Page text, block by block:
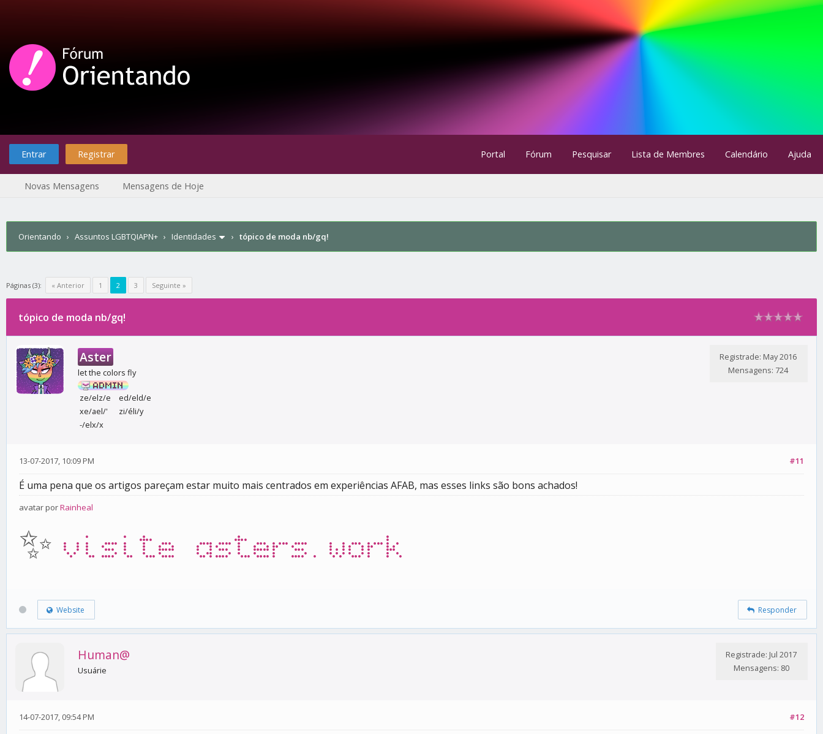
Entrar Registrar Portal Fórum Pesquisar Lista de Membres Calendário Ajuda
Novas Mensagens Mensagens de Hoje
Orientando › Assuntos LGBTQIAPN+ › Identidades › tópico de moda nb/gq!
Páginas (3): « Anterior 1 2 3 Seguinte »
tópico de moda nb/gq!
Aster
let the colors fly
ze/elz/e
ed/eld/e
xe/ael/'
zi/éli/y
-/elx/x
Registrade: May 2016
Mensagens: 724
#11
13-07-2017, 10:09 PM
É uma pena que os artigos pareçam estar muito mais centrados em experiências AFAB, mas esses links são bons achados!
avatar porRainheal
✨ visite asters.work
Website Responder
Human@
Usuárie
Registrade: Jul 2017
Mensagens: 80
#12
14-07-2017, 09:54 PM